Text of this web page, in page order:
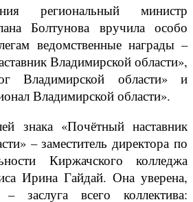
региональный министр
Болтунова вручила особо
ведомственные награды –
Владимирской области»,
Владимирской области» и
Владимирской области».
знака «Почётный наставник
– заместитель директора по
Киржачского колледжа
Ирина Гайдай. Она уверена,
заслуга всего коллектива: